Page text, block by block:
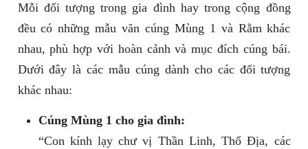
Mỗi đối tượng trong gia đình hay trong cộng đồng
đều có những mẫu văn cúng Mùng 1 và Rằm khác
nhau, phù hợp với hoàn cảnh và mục đích cúng bái.
Dưới đây là các mẫu cúng dành cho các đối tượng
khác nhau:
Cúng Mùng 1 cho gia đình:
“Con kính lạy chư vị Thần Linh, Thổ Địa, các